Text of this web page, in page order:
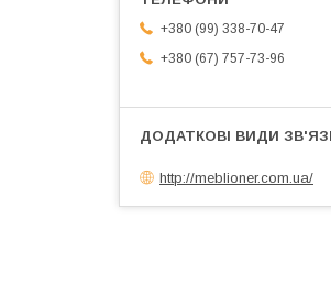
+380 (99) 338-70-47
+380 (67) 757-73-96
http://meblioner.com.ua/